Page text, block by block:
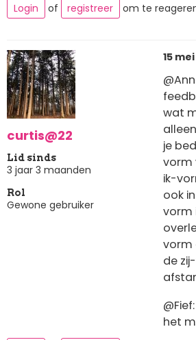
Login of registreer om te
curtis@22
Lid sinds
3 jaar 3 maanden
Rol
Gewone gebruiker
15
wat
je
vorm
ik-
ook
vorm
vorm
de
het